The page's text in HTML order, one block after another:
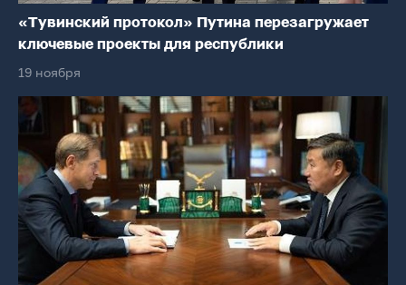
«Тувинский протокол» Путина перезагружает
ключевые проекты для республики
19 ноября